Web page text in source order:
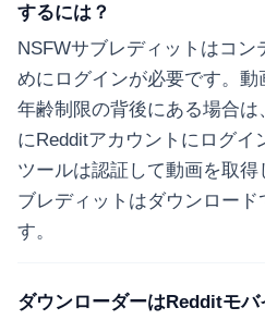
するには？
NSFWサブレディットはコン
めにログインが必要です。
年齢制限の背後にある場合
にRedditアカウントにログイ
ツールは認証して動画を取
ブレディットはダウンロード
す。
ダウンローダーはRedditモ